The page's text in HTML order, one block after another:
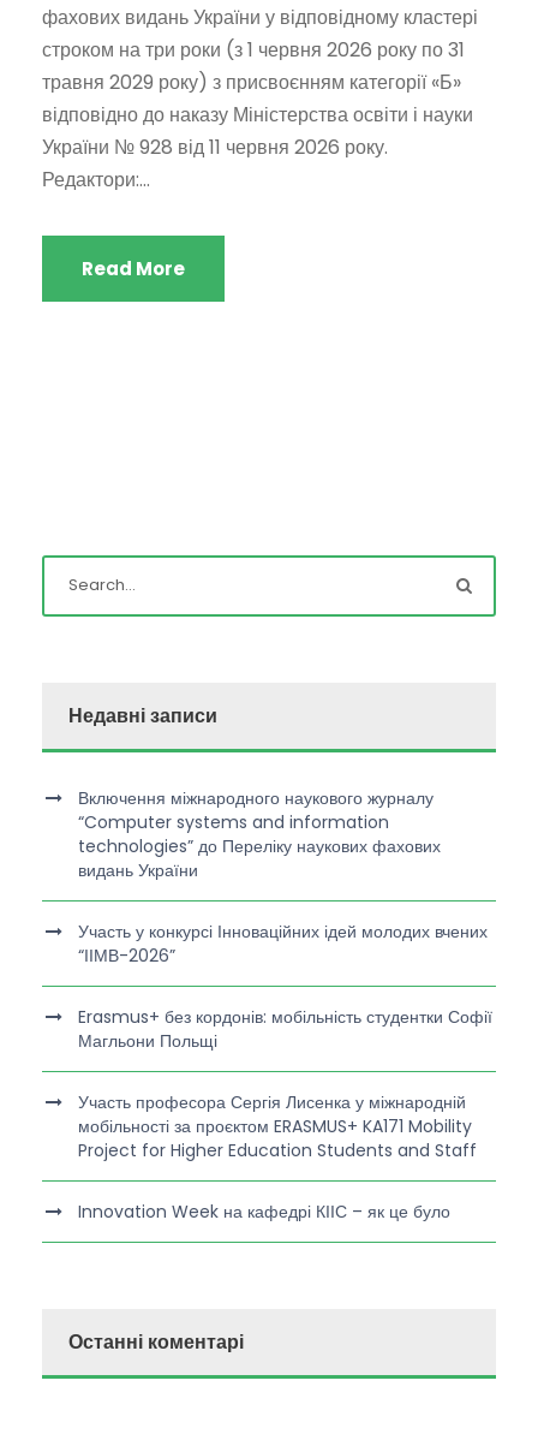
фахових видань України у відповідному кластері
строком на три роки (з 1 червня 2026 року по 31
травня 2029 року) з присвоєнням категорії «Б»
відповідно до наказу Міністерства освіти і науки
України № 928 від 11 червня 2026 року.
Редактори:...
Read More
Недавні записи
Включення міжнародного наукового журналу
“Computer systems and information
technologies” до Переліку наукових фахових
видань України
Участь у конкурсі Інноваційних ідей молодих вчених
“ІІМВ-2026”
Erasmus+ без кордонів: мобільність студентки Софії
Магльони Польщі
Участь професора Сергія Лисенка у міжнародній
мобільності за проєктом ERASMUS+ KA171 Mobility
Project for Higher Education Students and Staff
Innovation Week на кафедрі КІІС – як це було
Останні коментарі